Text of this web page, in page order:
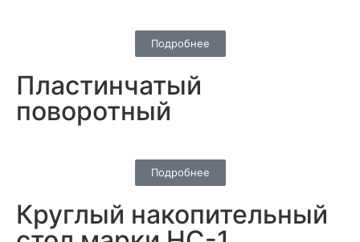
Подробнее
Пластинчатый
поворотный
Подробнее
Круглый накопительный